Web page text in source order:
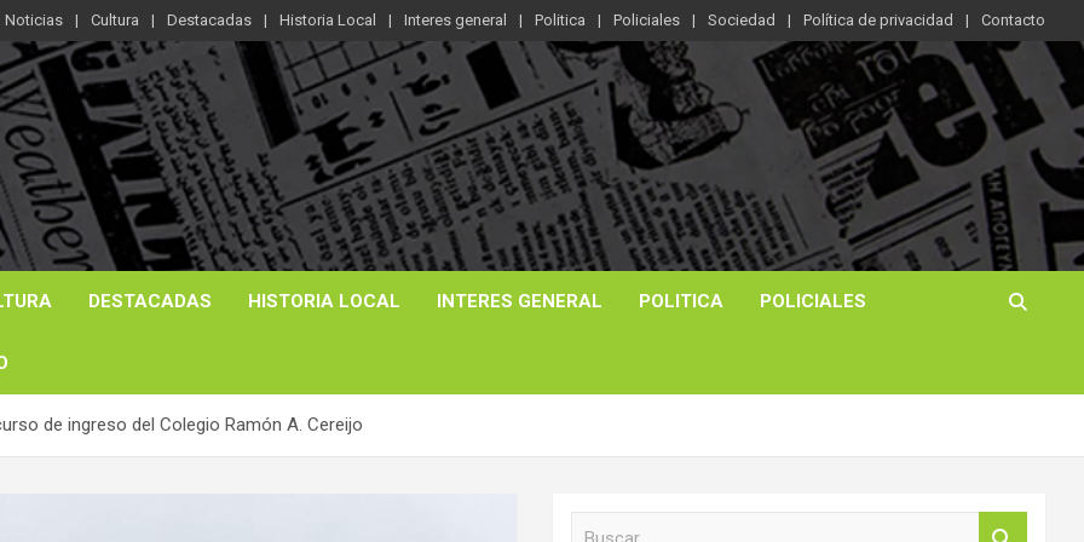
Noticias Cultura Destacadas Historia Local Interes general Politica Policiales Sociedad Política de privacidad Contacto
DESTACADAS HISTORIA LOCAL INTERES GENERAL POLITICA POLICIALES
de ingreso del Colegio Ramón A. Cereijo